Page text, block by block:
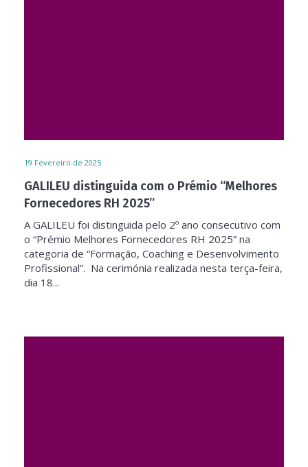
19 Fevereiro de 2025
GALILEU distinguida com o Prémio “Melhores
Fornecedores RH 2025”
A GALILEU foi distinguida pelo 2º ano consecutivo com
o “Prémio Melhores Fornecedores RH 2025” na
categoria de “Formação, Coaching e Desenvolvimento
Profissional”. Na cerimónia realizada nesta terça-feira,
dia 18...